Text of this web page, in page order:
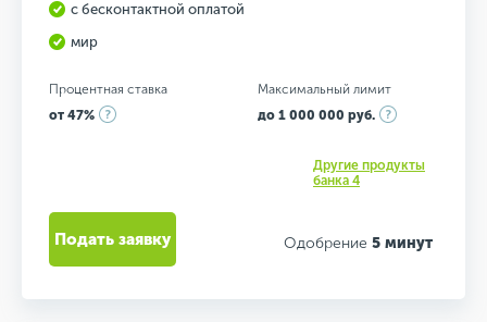
с бесконтактной оплатой
мир
Процентная ставка
от 47%
Максимальный лимит
до 1 000 000 руб.
Другие продукты
банка 4
Одобрение 5 минут
Подать заявку